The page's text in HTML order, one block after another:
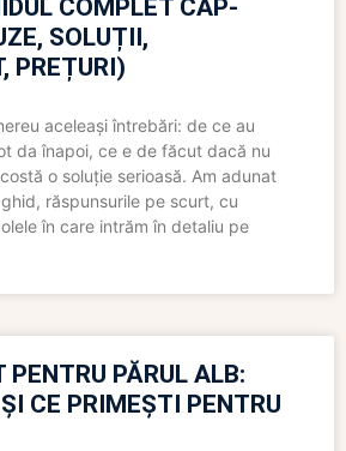
COMPLET CAP-
SOLUȚII,
PREȚURI)
aceleași întrebări: de ce au
da înapoi, ce e de făcut dacă nu
o soluție serioasă. Am adunat
răspunsurile pe scurt, cu
în care intrăm în detaliu pe
PĂRUL ALB:
CE PRIMEȘTI PENTRU